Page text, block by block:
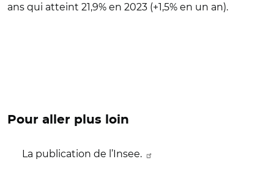
ans qui atteint 21,9% en 2023 (+1,5% en un an).
Pour aller plus loin
La publication de l’Insee.